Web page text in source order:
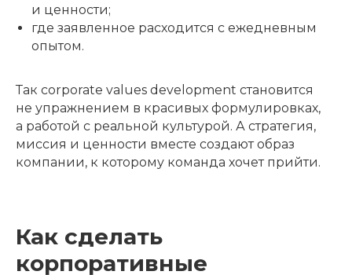
и ценности;
где заявленное расходится с ежедневным
опытом.
Так corporate values development становится
не упражнением в красивых формулировках,
а работой с реальной культурой. А стратегия,
миссия и ценности вместе создают образ
компании, к которому команда хочет прийти.
Как сделать
корпоративные